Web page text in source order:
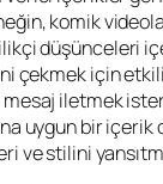
komik
düşünceleri
çekmek için
iletmek
uygun bir içerik
ve stilini